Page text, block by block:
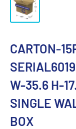
CARTON-
W-35.6 H-
SINGLE
BOX